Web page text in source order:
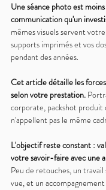
Une séance photo est
communication qu'un
mêmes visuels servent
supports imprimés et vos
pendant des années.
Cet article détaille les
selon votre prestation.
corporate, packshot produit
n'appellent pas le même
L'objectif reste constant :
votre savoir-faire avec une
Peu de retouches, un travail
vue, et un